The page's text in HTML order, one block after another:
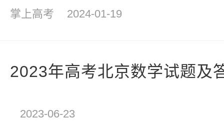
掌上高考 2024-01-19
2023年高考北京数学试题及
2023-06-23